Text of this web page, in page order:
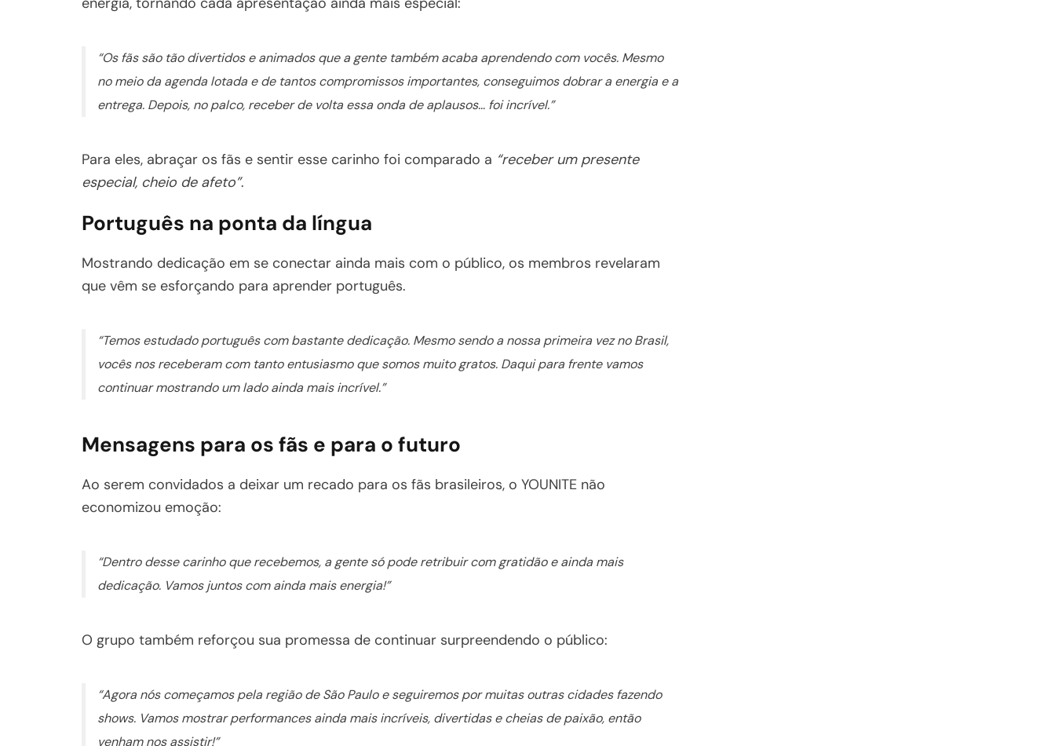
“Os fãs são tão divertidos e animados que a gente também acaba aprendendo com vocês. Mesmo
no meio da agenda lotada e de tantos compromissos importantes, conseguimos dobrar a energia e a
entrega. Depois, no palco, receber de volta essa onda de aplausos… foi incrível.”
Para eles, abraçar os fãs e sentir esse carinho foi comparado a “receber um presente
especial, cheio de afeto”.
Português na ponta da língua
Mostrando dedicação em se conectar ainda mais com o público, os membros revelaram
que vêm se esforçando para aprender português.
“Temos estudado português com bastante dedicação. Mesmo sendo a nossa primeira vez no Brasil,
vocês nos receberam com tanto entusiasmo que somos muito gratos. Daqui para frente vamos
continuar mostrando um lado ainda mais incrível.”
Mensagens para os fãs e para o futuro
Ao serem convidados a deixar um recado para os fãs brasileiros, o YOUNITE não
economizou emoção:
“Dentro desse carinho que recebemos, a gente só pode retribuir com gratidão e ainda mais
dedicação. Vamos juntos com ainda mais energia!”
O grupo também reforçou sua promessa de continuar surpreendendo o público:
“Agora nós começamos pela região de São Paulo e seguiremos por muitas outras cidades fazendo
shows. Vamos mostrar performances ainda mais incríveis, divertidas e cheias de paixão, então
venham nos assistir!”